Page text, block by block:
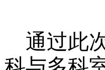
通过此